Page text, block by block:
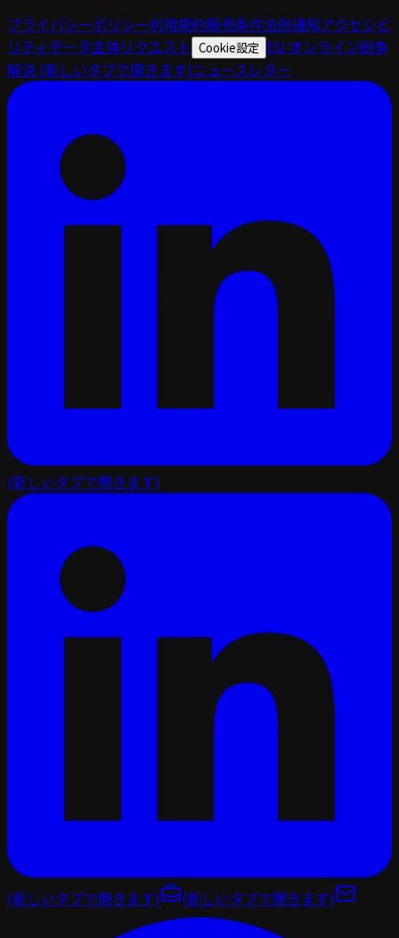
プライバシーポリシー利用規約販売条件法的通知アクセシビ
リティデータ主体リクエスト Cookie設定 EU オンライン紛争
解決 (新しいタブで開きます)ニュースレター
(新しいタブで開きます)
(新しいタブで開きます) (新しいタブで開きます)